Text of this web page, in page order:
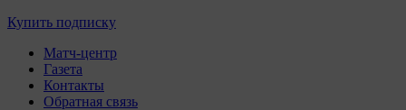
Купить подписку
Матч-центр
Газета
Контакты
Обратная связь